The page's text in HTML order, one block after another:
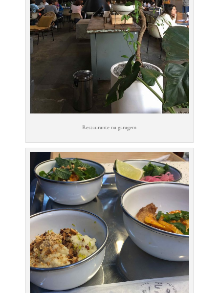
Restaurante na garagem